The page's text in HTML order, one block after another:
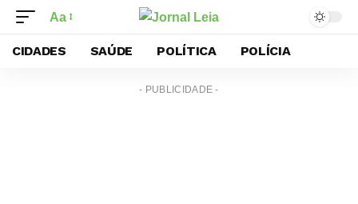
Aa
CIDADES SAÚDE POLÍTICA POLÍCIA
- PUBLICIDADE -